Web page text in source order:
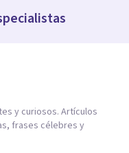
y curiosos. Artículos
frases célebres y